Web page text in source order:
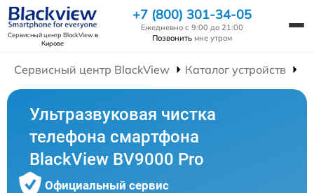
Сервисный центр BlackViewв
Кирове
+7 (800) 301-34-05
Ежедневно с 9:00 до 21:00
Позвонить мне утром
Сервисный центр BlackView Каталог устройств
Ультразвуковая чистка
телефона смартфона
BlackView BV9000 Pro
Официальный сервис